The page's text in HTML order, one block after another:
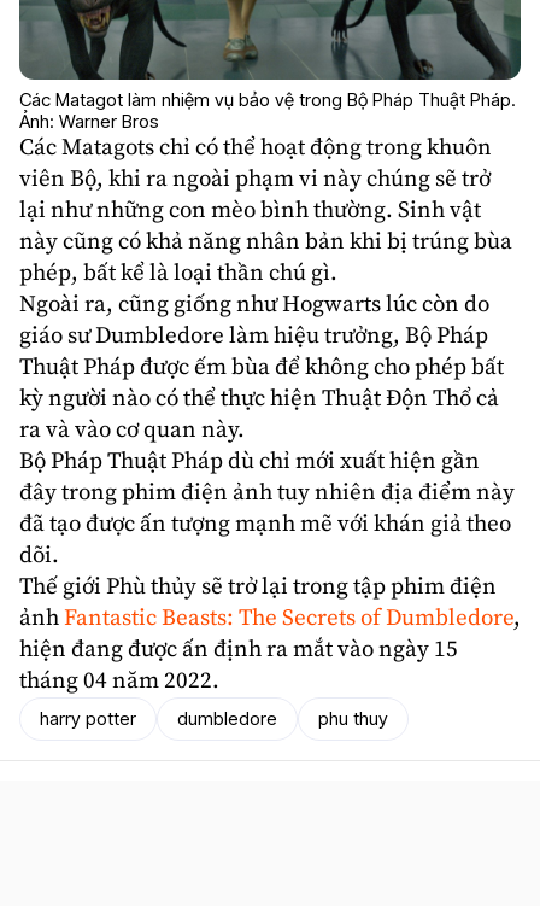
Các Matagot làm nhiệm vụ bảo vệ trong Bộ Pháp Thuật Pháp.
Ảnh: Warner Bros
Các Matagots chỉ có thể hoạt động trong khuôn
viên Bộ, khi ra ngoài phạm vi này chúng sẽ trở
lại như những con mèo bình thường. Sinh vật
này cũng có khả năng nhân bản khi bị trúng bùa
phép, bất kể là loại thần chú gì.
Ngoài ra, cũng giống như Hogwarts lúc còn do
giáo sưDumbledore làm hiệu trưởng, Bộ Pháp
Thuật Pháp được ếm bùa để không cho phép bất
kỳ người nào có thể thực hiện Thuật Độn Thổ cả
ra và vào cơ quan này.
Bộ Pháp Thuật Pháp dù chỉ mới xuất hiện gần
đây trong phim điện ảnh tuy nhiên địa điểm này
đã tạo được ấn tượng mạnh mẽ với khán giả theo
dõi.
Thế giới Phù thủy sẽ trở lại trong tập phim điện
ảnhFantastic Beasts: The Secrets of Dumbledore,
hiện đang được ấn định ra mắt vào ngày 15
tháng 04 năm 2022.
harry potter dumbledore phu thuy